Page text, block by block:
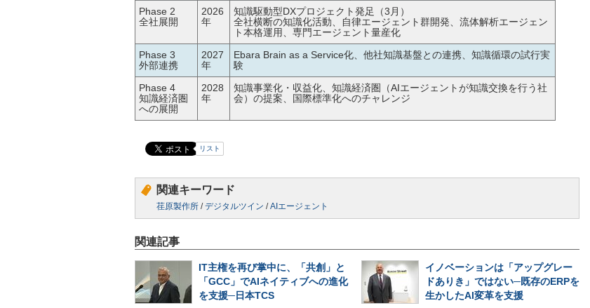
Phase 2
全社展開
2026
年
知識駆動型DXプロジェクト発足（3月）
全社横断の知識化活動、自律エージェント群開発、流体解析エージェン
ト本格運用、専門エージェント量産化
Phase 3
外部連携
2027
年
Ebara Brain as a Service化、他社知識基盤との連携、知識循環の試行実
験
Phase 4
知識経済圏
への展開
2028
年
知識事業化・収益化、知識経済圏（AIエージェントが知識交換を行う社
会）の提案、国際標準化へのチャレンジ
リスト
関連キーワード
荏原製作所 /デジタルツイン /AIエージェント
関連記事
IT主権を再び掌中に、「共創」と
「GCC」でAIネイティブへの進化
を支援─日本TCS
イノベーションは「アップグレー
ドありき」ではない─既存のERPを
生かしたAI変革を支援